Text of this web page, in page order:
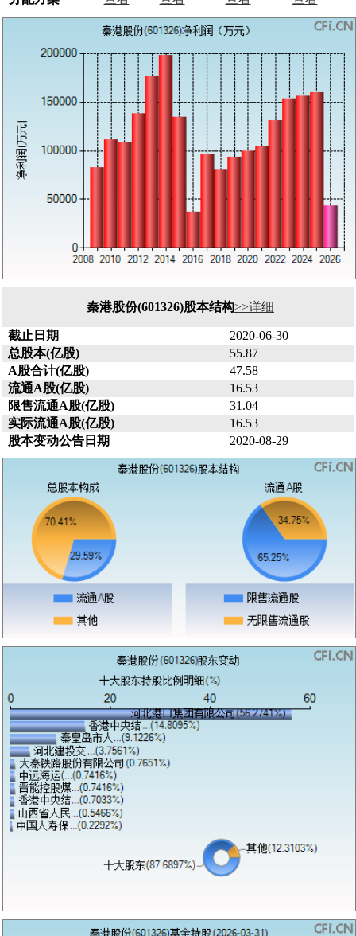
秦港股份(601326)股本结构>>详细
截止日期
2020-06-30
总股本(亿股)
55.87
A股合计(亿股)
47.58
流通A股(亿股)
16.53
限售流通A股(亿股)
31.04
实际流通A股(亿股)
16.53
股本变动公告日期
2020-08-29